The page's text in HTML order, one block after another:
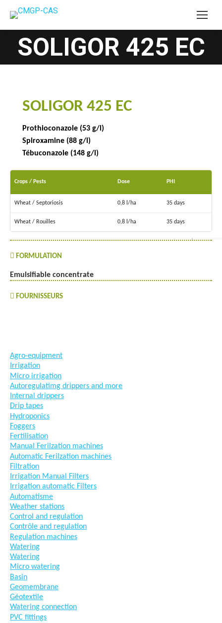
SOLIGOR 425 EC
You are here:
SOLIGOR 425 EC
Prothioconazole (53 g/l)
Spiroxamine (88 g/l)
Tébuconazole (148 g/l)
Crops / Pests Dose PHI
Wheat / Septoriosis 0,8 l/ha 35 days
Wheat / Rouilles 0,8 l/ha 35 days
FORMULATION
Emulsifiable concentrate
FOURNISSEURS
Agro-equipment
Irrigation
Micro irrigation
Autoregulatimg drippers and more
Internal drippers
Drip tapes
Hydroponics
Foggers
Fertilisation
Manual Ferilzation machines
Automatic Ferilzation machines
Filtration
Irrigation Manual Filters
Irrigation automatic Filters
Automatisme
Weather stations
Control and regulation
Contrôle and regulation
Regulation machines
Watering
Watering
Micro watering
Basin
Geomembrane
Géotextile
Watering connection
PVC fittings